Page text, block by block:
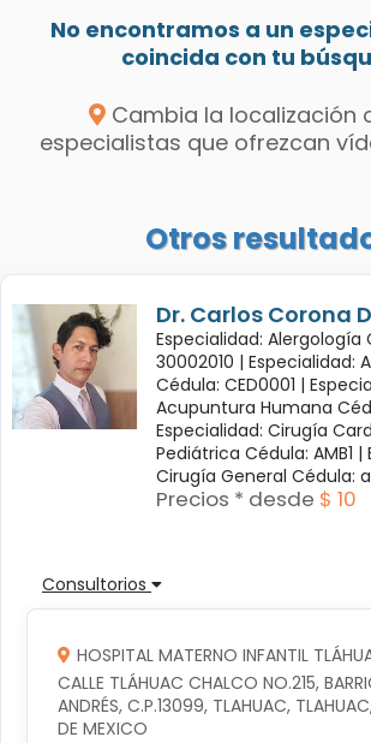
No encontramos a un
coincida con tu
Cambia la localización
especialistas que ofrezcan
Otros
Dr. Carlos Corona
Especialidad: Alergología
30002010 | Especialidad:
Cédula: CED0001 |
Acupuntura Humana
Especialidad: Cirugía
Pediátrica Cédula: AMB1 |
Cirugía General Cédula:
Precios * desde $ 10
Consultorios
HOSPITAL MATERNO INFANTIL
CALLE TLÁHUAC CHALCO NO.215,
ANDRÉS, C.P.13099, TLAHUAC,
DE MEXICO